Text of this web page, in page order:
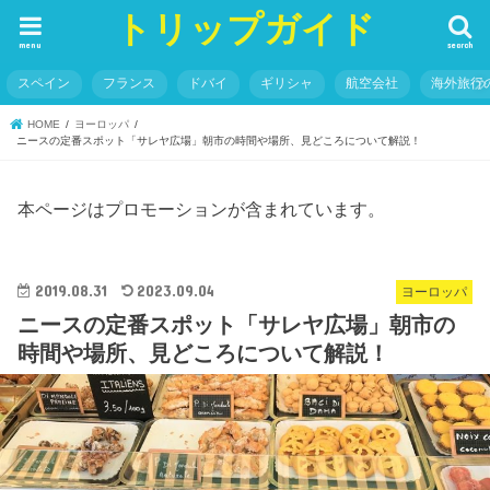
トリップガイド search
menu
スペイン フランス ドバイ ギリシャ 航空会社 海外旅行
HOME
ヨーロッパ
ニースの定番スポット「サレヤ広場」朝市の時間や場所、見どころについて解説！
本ページはプロモーションが含まれています。
ヨーロッパ
2019.08.31 2023.09.04
ニースの定番スポット「サレヤ広場」朝市の
時間や場所、見どころについて解説！